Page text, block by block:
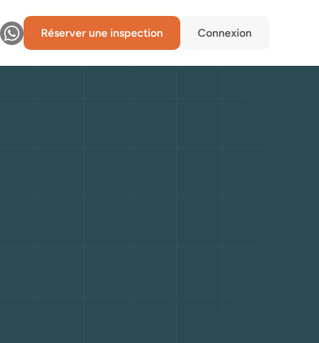
Réserver une inspection Connexion